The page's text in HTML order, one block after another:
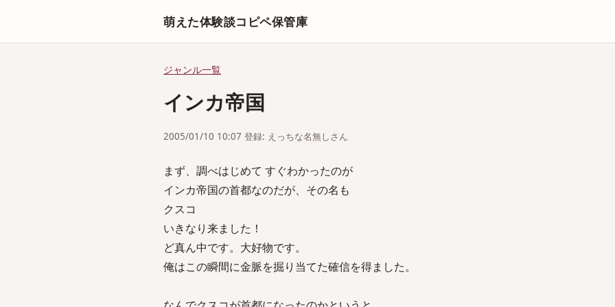
萌えた体験談コピペ保管庫
ジャンル一覧
インカ帝国
2005/01/10 10:07 登録: えっちな名無しさん
まず、調べはじめて すぐわかったのが
インカ帝国の首都なのだが、その名も
クスコ
いきなり来ました！
ど真ん中です。大好物です。
俺はこの瞬間に金脈を掘り当てた確信を得ました。